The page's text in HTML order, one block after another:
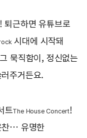
퇴근하면 유튜브로
시대에 시작돼
묵직함이, 정신없는
주거든요.
트The House Concert!
찬… 유명한